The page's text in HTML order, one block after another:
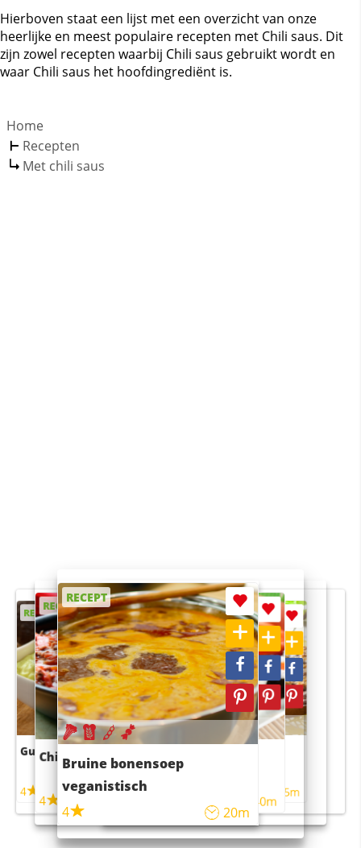
Hierboven staat een lijst met een overzicht van onze
heerlijke en meest populaire recepten met Chili saus. Dit
zijn zowel recepten waarbij Chili saus gebruikt wordt en
waar Chili saus het hoofdingrediënt is.
Home
Recepten
Met chili saus
RECEPT
Guacamole
4
RECEPT
Chili con carne
4 45m
RECEPT
Bruine bonensoep
veganistisch
4
20m
RECEPT
Sushi rijstsalade
maaltijdsalade
40m
RECEPT
4 55m